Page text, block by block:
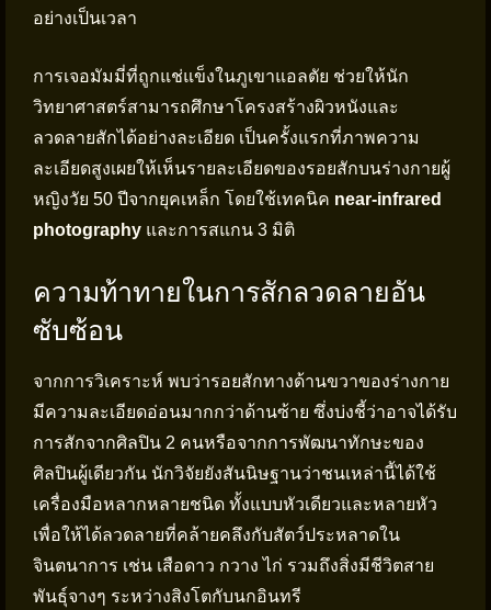
อย่างเป็นเวลา
การเจอมัมมี่ที่ถูกแช่แข็งในภูเขาแอลตัย ช่วยให้นัก
วิทยาศาสตร์สามารถศึกษาโครงสร้างผิวหนังและ
ลวดลายสักได้อย่างละเอียด เป็นครั้งแรกที่ภาพความ
ละเอียดสูงเผยให้เห็นรายละเอียดของรอยสักบนร่างกายผู้
หญิงวัย 50 ปีจากยุคเหล็ก โดยใช้เทคนิค near-infrared
photography และการสแกน 3 มิติ
ความท้าทายในการสักลวดลายอัน
ซับซ้อน
จากการวิเคราะห์ พบว่ารอยสักทางด้านขวาของร่างกาย
มีความละเอียดอ่อนมากกว่าด้านซ้าย ซึ่งบ่งชี้ว่าอาจได้รับ
การสักจากศิลปิน 2 คนหรือจากการพัฒนาทักษะของ
ศิลปินผู้เดียวกัน นักวิจัยยังสันนิษฐานว่าชนเหล่านี้ได้ใช้
เครื่องมือหลากหลายชนิด ทั้งแบบหัวเดียวและหลายหัว
เพื่อให้ได้ลวดลายที่คล้ายคลึงกับสัตว์ประหลาดใน
จินตนาการ เช่น เสือดาว กวาง ไก่ รวมถึงสิ่งมีชีวิตสาย
พันธุ์จางๆ ระหว่างสิงโตกับนกอินทรี